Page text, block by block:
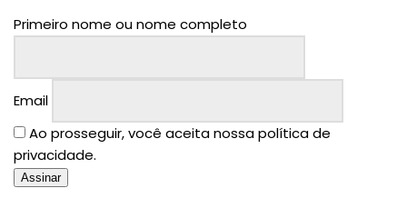
Primeiro nome ou nome completo
Email
Ao prosseguir, você aceita nossa política de
privacidade.